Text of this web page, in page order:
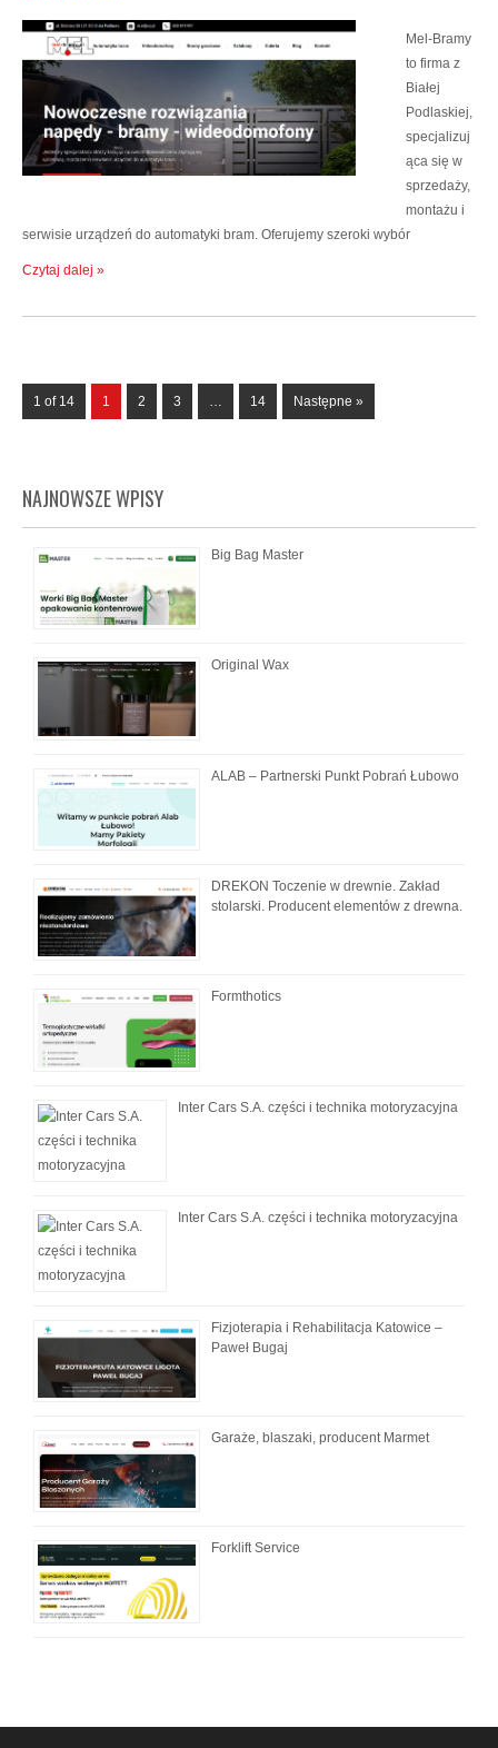
Mel-Bramy
to firma z
Białej
Podlaskiej,
specjalizuj
ąca się w
sprzedaży,
montażu i
serwisie urządzeń do automatyki bram. Oferujemy szeroki wybór
Czytaj dalej »
1 of 14 1 2 3 … 14 Następne »
NAJNOWSZE WPISY
Big Bag Master
Original Wax
ALAB – Partnerski Punkt Pobrań Łubowo
DREKON Toczenie w drewnie. Zakład
stolarski. Producent elementów z drewna.
Formthotics
Inter Cars S.A. części i technika motoryzacyjna
Inter Cars S.A. części i technika motoryzacyjna
Fizjoterapia i Rehabilitacja Katowice –
Paweł Bugaj
Garaże, blaszaki, producent Marmet
Forklift Service